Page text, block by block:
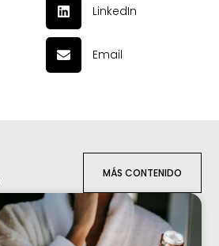
LinkedIn
Email
MÁS CONTENIDO